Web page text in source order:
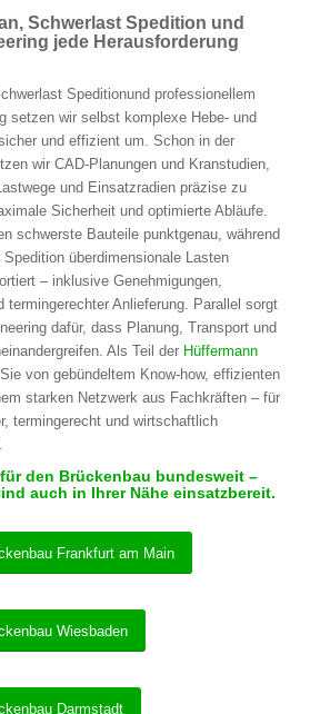
Schwerlast Spedition und
jede Herausforderung
Speditionund professionellem
setzen wir selbst komplexe Hebe- und
und effizient um. Schon in der
wir CAD-Planungen und Kranstudien,
und Einsatzradien präzise zu
Sicherheit und optimierte Abläufe.
schwerste Bauteile punktgenau, während
überdimensionale Lasten
– inklusive Genehmigungen,
termingerechter Anlieferung. Parallel sorgt
dafür, dass Planung, Transport und
Als Teil der Hüffermann
von gebündeltem Know-how, effizienten
starken Netzwerk aus Fachkräften – für
termingerecht und wirtschaftlich
den Brückenbau bundesweit –
auch in Ihrer Nähe einsatzbereit.
Frankfurt am Main
Wiesbaden
Darmstadt